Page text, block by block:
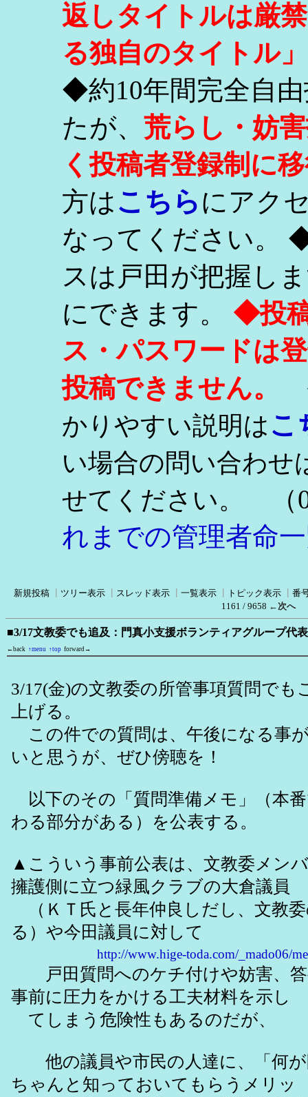
返しタイトルは厳
る独自のタイトル
◆約10年間完全自
たが、 荒らし・妨
く投稿者登録制に
方はこちらにアク
なってください。
スは戸田が把握し
にできます。 ◆投
ス・パスワードは
投稿できません。
かりやすい説明はこ
い場合の問い合わせ
せてください。
（
れまでの管理者命
新規投稿 ツリー表示 スレッド表示 一覧表示 トピック表示
番
1161 / 9658 ←次へ
■3/17文教委でも追及：門真小支援ボランティアグループ代
←back ↑menu ↑top forward→
3/17(金)の文教委の所管事項質問でも
上げる。
この件での質問は、午後になる事
いと思うが、ぜひ傍聴を！
以下のその「質問準備メモ」（本
わる部分がある）を公表する。
▲こういう事前公表は、文教委メン
擁護側に立つ緑風クラブの大倉議員
（ＫＴ氏と長年仲良しだし、文教
る）や今田議員に対して
http://www.hige-toda.com/_mado06/
戸田質問へのケチ付けや妨害、答
事前に圧力をかける工夫材料を示し
てしまう危険性もあるのだが、
他の議員や市民の人達に、「何が
ちゃんと知っておいてもらうメリッ